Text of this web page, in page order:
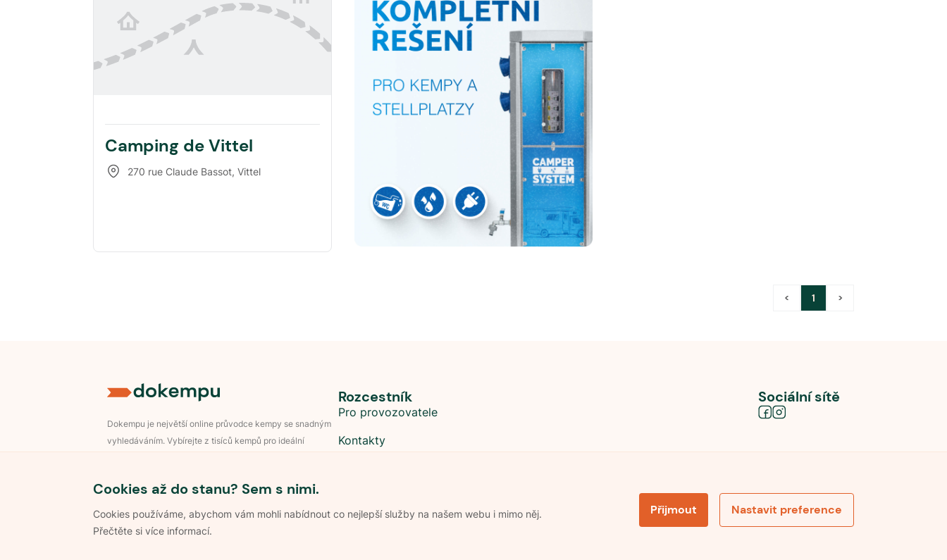
Camping de Vittel
270 rue Claude Bassot, Vittel
< 1 >
Cookies až do stanu? Sem s nimi.
Cookies používáme, abychom vám mohli nabídnout co nejlepší služby na našem webu i mimo něj.
Přečtěte si více informací.
Přijmout Nastavit preference
Dokempu je největší online průvodce kempy se snadným
vyhledáváním. Vybírejte z tisíců kempů pro ideální
Rozcestník
Pro provozovatele
Kontakty
Sociální sítě